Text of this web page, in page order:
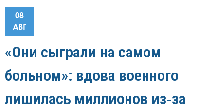
08
АВГ
«Они сыграли на самом
больном»: вдова военного
лишилась миллионов из‑за